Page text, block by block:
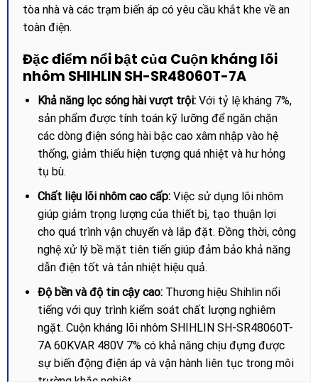
tòa nhà và các trạm biến áp có yêu cầu khắt khe về an
toàn điện.
Đặc điểm nổi bật của Cuộn kháng lõi
nhôm SHIHLIN SH-SR48060T-7A
Khả năng lọc sóng hài vượt trội:Với tỷ lệ kháng 7%,
sản phẩm được tính toán kỹ lưỡng để ngăn chặn
các dòng điện sóng hài bậc cao xâm nhập vào hệ
thống, giảm thiểu hiện tượng quá nhiệt và hư hỏng
tụ bù.
Chất liệu lõi nhôm cao cấp:Việc sử dụng lõi nhôm
giúp giảm trọng lượng của thiết bị, tạo thuận lợi
cho quá trình vận chuyển và lắp đặt. Đồng thời, công
nghệ xử lý bề mặt tiên tiến giúp đảm bảo khả năng
dẫn điện tốt và tản nhiệt hiệu quả.
Độ bền và độ tin cậy cao:Thương hiệu Shihlin nổi
tiếng với quy trình kiểm soát chất lượng nghiêm
ngặt. Cuộn kháng lõi nhôm SHIHLIN SH-SR48060T-
7A 60KVAR 480V 7% có khả năng chịu đựng được
sự biến động điện áp và vận hành liên tục trong môi